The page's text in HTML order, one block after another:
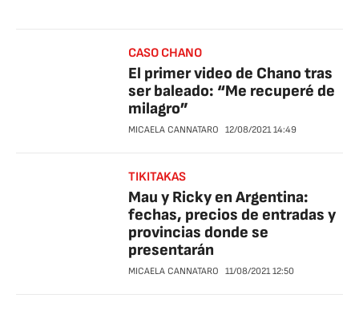
CASO CHANO
El primer video de Chano tras
ser baleado: “Me recuperé de
milagro”
MICAELA CANNATARO 12/08/2021 14:49
TIKITAKAS
Mau y Ricky en Argentina:
fechas, precios de entradas y
provincias donde se
presentarán
MICAELA CANNATARO 11/08/2021 12:50